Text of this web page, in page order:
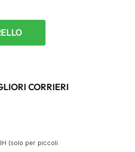
CORRIERI
(solo per piccoli